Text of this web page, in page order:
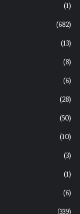
(1)
(682)
(13)
(8)
(6)
(28)
(50)
(10)
(3)
(1)
(6)